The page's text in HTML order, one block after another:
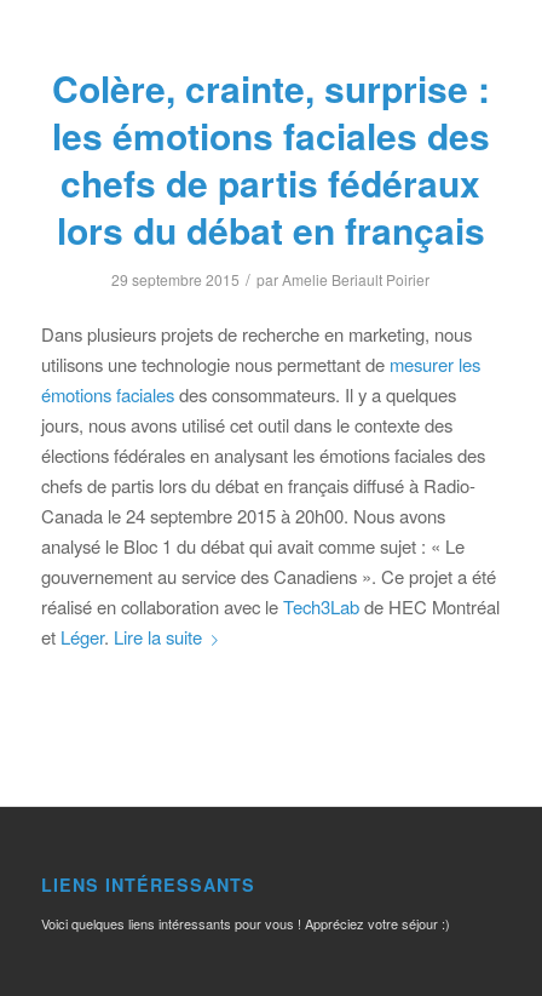
Colère, crainte, surprise :
les émotions faciales des
chefs de partis fédéraux
lors du débat en français
29 septembre 2015 / parAmelie Beriault Poirier
Dans plusieurs projets de recherche en marketing, nous
utilisons une technologie nous permettant de mesurer les
émotions facialesdes consommateurs. Il y a quelques
jours, nous avons utilisé cet outil dans le contexte des
élections fédérales en analysant les émotions faciales des
chefs de partis lors du débat en français diffusé à Radio-
Canada le 24 septembre 2015 à 20h00. Nous avons
analysé le Bloc 1 du débat qui avait comme sujet : « Le
gouvernement au service des Canadiens ». Ce projet a été
réalisé en collaboration avec leTech3Labde HEC Montréal
et Léger. Lire la suite
LIENS INTÉRESSANTS
Voici quelques liens intéressants pour vous ! Appréciez votre séjour :)